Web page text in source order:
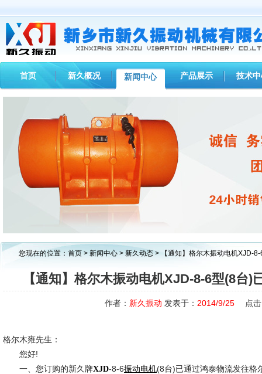
首页 新久概况 新闻中心 产品展示 技术
您现在的位置： 首页 > 新闻中心 > 新久动态 > 【通知】格尔木振动电机XJD-
【通知】格尔木振动电机XJD-8-6型(8台)
作者： 新久振动 发表于： 2014/9/25 点击
格尔木雍先生：
您好!
一、您订购的新久牌XJD-8-6振动电机(8台)已通过鸿泰物流发往格